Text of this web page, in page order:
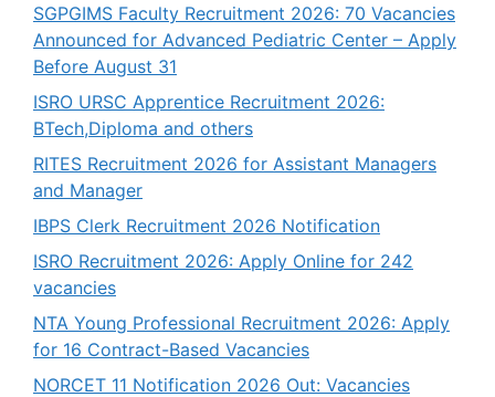
SGPGIMS Faculty Recruitment 2026: 70 Vacancies
Announced for Advanced Pediatric Center – Apply
Before August 31
ISRO URSC Apprentice Recruitment 2026:
BTech,Diploma and others
RITES Recruitment 2026 for Assistant Managers
and Manager
IBPS Clerk Recruitment 2026 Notification
ISRO Recruitment 2026: Apply Online for 242
vacancies
NTA Young Professional Recruitment 2026: Apply
for 16 Contract-Based Vacancies
NORCET 11 Notification 2026 Out: Vacancies